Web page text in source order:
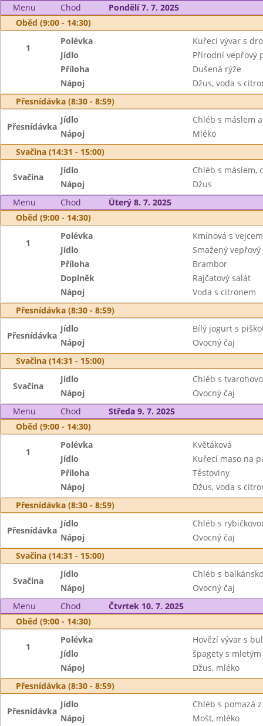
Menu Chod
Pondělí 7. 7. 2025
Oběd (9:00 - 14:30)
1
Polévka
Kuřecí vývar s
Jídlo
Přírodní vepřový
Příloha
Dušená rýže
Nápoj
Džus, voda s
Přesnídávka (8:30 - 8:59)
Přesnídávka
Jídlo
Chléb s máslem
Nápoj
Mléko
Svačina (14:31 - 15:00)
Svačina
Jídlo
Chléb s máslem,
Nápoj
Džus
Menu
Chod
Úterý 8. 7. 2025
Oběd (9:00 - 14:30)
1
Polévka
Kmínová s vejcem
Jídlo
Smažený
Příloha
Brambor
Doplněk
Rajčatový salát
Nápoj
Voda s citronem
Přesnídávka (8:30 - 8:59)
Přesnídávka
Jídlo
Bílý jogurt s
Nápoj
Ovocný čaj
Svačina (14:31 - 15:00)
Svačina
Jídlo
Chléb s
Nápoj
Ovocný čaj
Menu
Chod
Středa 9. 7. 2025
Oběd (9:00 - 14:30)
1
Polévka
Květáková
Jídlo
Kuřecí maso na
Příloha
Těstoviny
Nápoj
Džus, voda s
Přesnídávka (8:30 - 8:59)
Přesnídávka
Jídlo
Chléb s
Nápoj
Ovocný čaj
Svačina (14:31 - 15:00)
Svačina
Jídlo
Chléb s
Nápoj
Ovocný čaj
Menu
Chod
Čtvrtek 10. 7. 2025
Oběd (9:00 - 14:30)
1
Polévka
Hovězí vývar s
Jídlo
špagety s
Nápoj
Džus, mléko
Přesnídávka (8:30 - 8:59)
Přesnídávka
Jídlo
Chléb s pomazá
Nápoj
Mošt, mléko